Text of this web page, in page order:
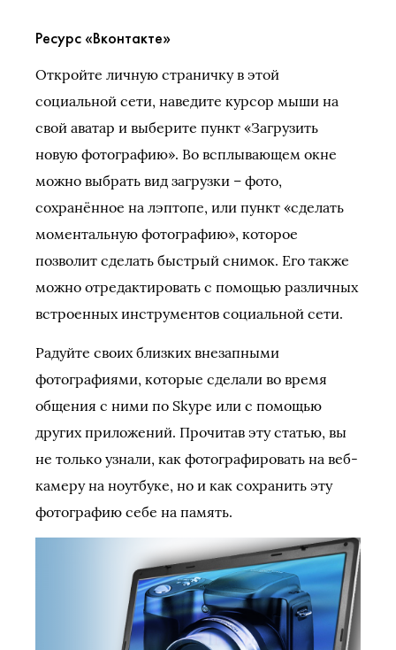
Ресурс «Вконтакте»
Откройте личную страничку в этой
социальной сети, наведите курсор мыши на
свой аватар и выберите пункт «Загрузить
новую фотографию». Во всплывающем окне
можно выбрать вид загрузки – фото,
сохранённое на лэптопе, или пункт «сделать
моментальную фотографию», которое
позволит сделать быстрый снимок. Его также
можно отредактировать с помощью различных
встроенных инструментов социальной сети.
Радуйте своих близких внезапными
фотографиями, которые сделали во время
общения с ними по Skype или с помощью
других приложений. Прочитав эту статью, вы
не только узнали, как фотографировать на веб-
камеру на ноутбуке, но и как сохранить эту
фотографию себе на память.